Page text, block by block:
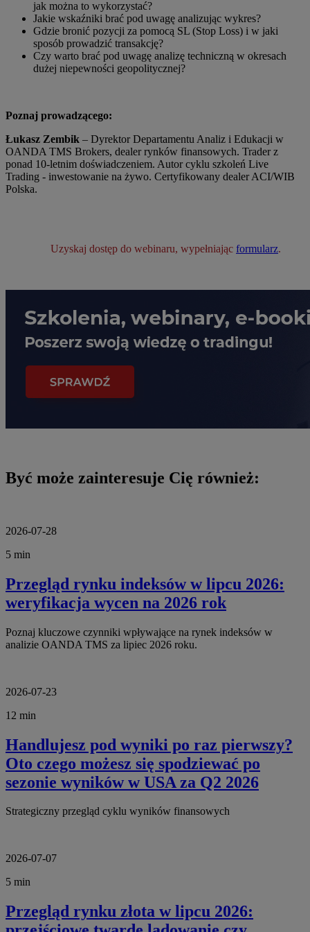
jak można to wykorzystać?
Jakie wskaźniki brać pod uwagę analizując wykres?
Gdzie bronić pozycji za pomocą SL (Stop Loss) i w jaki
sposób prowadzić transakcję?
Czy warto brać pod uwagę analizę techniczną w okresach
dużej niepewności geopolitycznej?
Poznaj prowadzącego:
Łukasz Zembik – Dyrektor Departamentu Analiz i Edukacji w
OANDA TMS Brokers, dealer rynków finansowych. Trader z
ponad 10-letnim doświadczeniem. Autor cyklu szkoleń Live
Trading - inwestowanie na żywo. Certyfikowany dealer ACI/WIB
Polska.
Uzyskaj dostęp do webinaru, wypełniając formularz.
Być może zainteresuje Cię również:
2026-07-28
5 min
Przegląd rynku indeksów w lipcu 2026:
weryfikacja wycen na 2026 rok
Poznaj kluczowe czynniki wpływające na rynek indeksów w
analizie OANDA TMS za lipiec 2026 roku.
2026-07-23
12 min
Handlujesz pod wyniki po raz pierwszy?
Oto czego możesz się spodziewać po
sezonie wyników w USA za Q2 2026
Strategiczny przegląd cyklu wyników finansowych
2026-07-07
5 min
Przegląd rynku złota w lipcu 2026: